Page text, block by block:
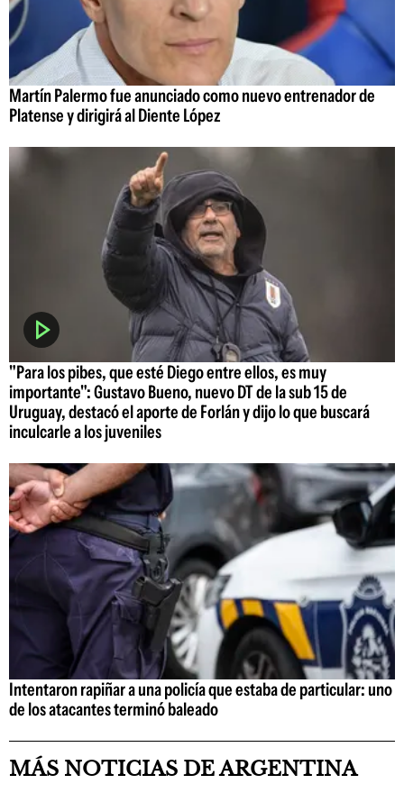
Martín Palermo fue anunciado como nuevo entrenador de
Platense y dirigirá al Diente López
"Para los pibes, que esté Diego entre ellos, es muy
importante": Gustavo Bueno, nuevo DT de la sub 15 de
Uruguay, destacó el aporte de Forlán y dijo lo que buscará
inculcarle a los juveniles
Intentaron rapiñar a una policía que estaba de particular: uno
de los atacantes terminó baleado
MÁS NOTICIAS DE ARGENTINA